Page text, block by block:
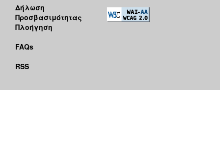
Δήλωση
Προσβασιμότητας
Πλοήγηση
FAQs
RSS